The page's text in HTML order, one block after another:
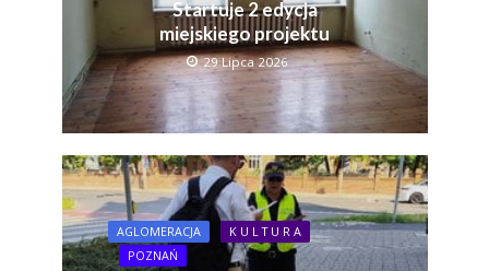
Startuje 2 edycja
miejskiego projektu
29 Lipca 2026
AGLOMERACJA
K U L T U R A
POZNAŃ